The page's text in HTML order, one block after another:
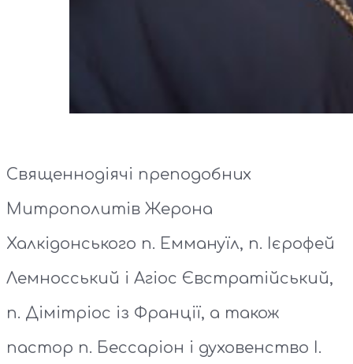
Священнодіячі преподобних
Митрополитів Жерона
Халкідонського п. Еммануїл, п. Ієрофей
Лемносський і Агіос Євстратійський,
п. Дімітріос із Франції, а також
пастор п. Бессаріон і духовенство І.